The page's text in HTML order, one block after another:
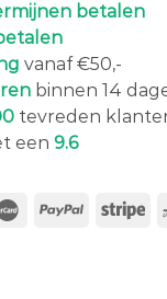
betalen
vanaf €50,-
binnen 14
tevreden
een 9.6